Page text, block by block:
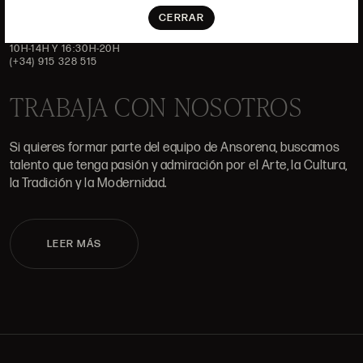
CERRAR
10H-14H Y 16:30H-20H
(+34) 915 328 515
TRABAJA CON NOSOTROS
Si quieres formar parte del equipo de Ansorena, buscamos
talento que tenga pasión y admiración por el Arte, la Cultura,
la Tradición y la Modernidad.
LEER MÁS